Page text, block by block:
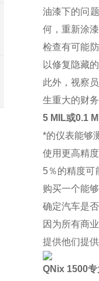
油漆下的问
何，重新涂
检查有可能
以修复隐藏
此外，视察
生重大的财
5 MIL或0.1
*的仪表能够
使用更高精
5％的精度可
购买一个能
确定汽车是
因为所有商
提供他们提
QNix 1500